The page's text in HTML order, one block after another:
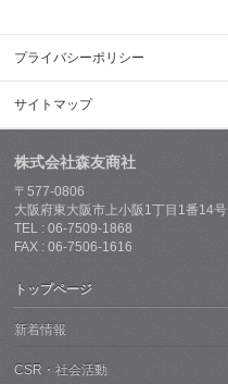
プライバシーポリシー
サイトマップ
株式会社森友商社
〒577-0806
大阪府東大阪市上小阪1丁目1番14号
TEL : 06-7509-1868
FAX : 06-7506-1616
トップページ
新着情報
CSR・社会活動